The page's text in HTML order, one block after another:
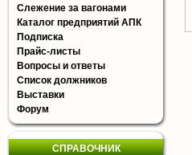
Слежение за вагонами
Каталог предприятий АПК
Подписка
Прайс-листы
Вопросы и ответы
Список должников
Выставки
Форум
СПРАВОЧНИК